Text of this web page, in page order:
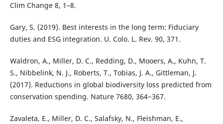
Clim Change 8, 1–8.
Gary, S. (2019). Best interests in the long term: Fiduciary
duties and ESG integration. U. Colo. L. Rev. 90, 371.
Waldron, A., Miller, D. C., Redding, D., Mooers, A., Kuhn, T.
S., Nibbelink, N. J., Roberts, T., Tobias, J. A., Gittleman, J.
(2017). Reductions in global biodiversity loss predicted from
conservation spending. Nature 7680, 364−367.
Zavaleta, E., Miller, D. C., Salafsky, N., Fleishman, E.,